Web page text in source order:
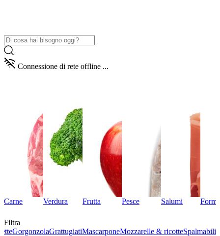
Connessione di rete offline ...
Carne Verdura Frutta Pesce Salumi
Filtra
GorgonzolaGrattugiatiMascarponeMozzarelle & ricotteSpalmabili